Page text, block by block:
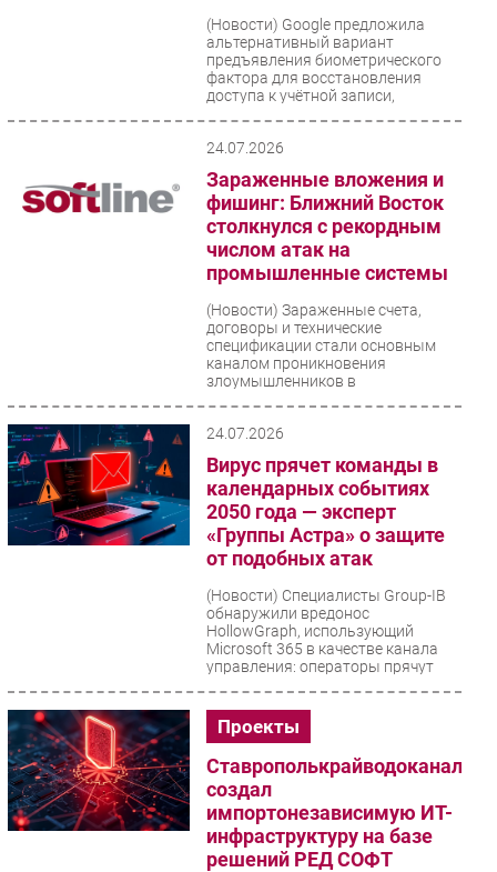
(Новости) Google предложила
альтернативный вариант
предъявления биометрического
фактора для восстановления
доступа к учётной записи,
24.07.2026
Зараженные вложения и
фишинг: Ближний Восток
столкнулся с рекордным
числом атак на
промышленные системы
(Новости) Зараженные счета,
договоры и технические
спецификации стали основным
каналом проникновения
злоумышленников в
24.07.2026
Вирус прячет команды в
календарных событиях
2050 года — эксперт
«Группы Астра» о защите
от подобных атак
(Новости) Специалисты Group-IB
обнаружили вредонос
HollowGraph, использующий
Microsoft 365 в качестве канала
управления: операторы прячут
Проекты
Ставрополькрайводоканал
создал
импортонезависимую ИТ-
инфраструктуру на базе
решений РЕД СОФТ